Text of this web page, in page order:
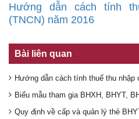
Hướng dẫn cách tính
(TNCN) năm 2016
Bài liên quan
Hướng dẫn cách tính thuế thu nhập